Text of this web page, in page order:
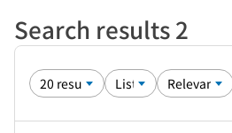
Search results 2